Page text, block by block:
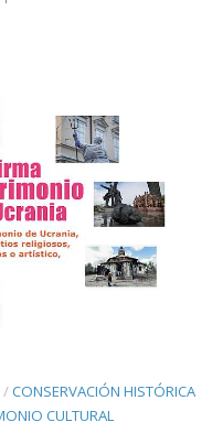
/CONSERVACIÓN HISTÓRICA
CULTURAL